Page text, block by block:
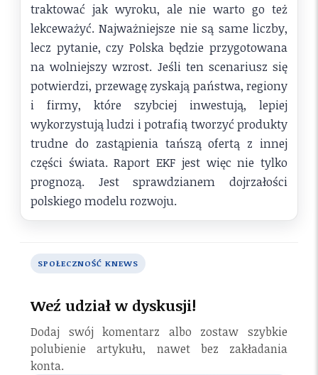
traktować jak wyroku, ale nie warto go też
lekceważyć. Najważniejsze nie są same liczby,
lecz pytanie, czy Polska będzie przygotowana
na wolniejszy wzrost. Jeśli ten scenariusz się
potwierdzi, przewagę zyskają państwa, regiony
i firmy, które szybciej inwestują, lepiej
wykorzystują ludzi i potrafią tworzyć produkty
trudne do zastąpienia tańszą ofertą z innej
części świata. Raport EKF jest więc nie tylko
prognozą. Jest sprawdzianem dojrzałości
polskiego modelu rozwoju.
SPOŁECZNOŚĆ KNEWS
Weź udział w dyskusji!
Dodaj swój komentarz albo zostaw szybkie
polubienie artykułu, nawet bez zakładania
konta.